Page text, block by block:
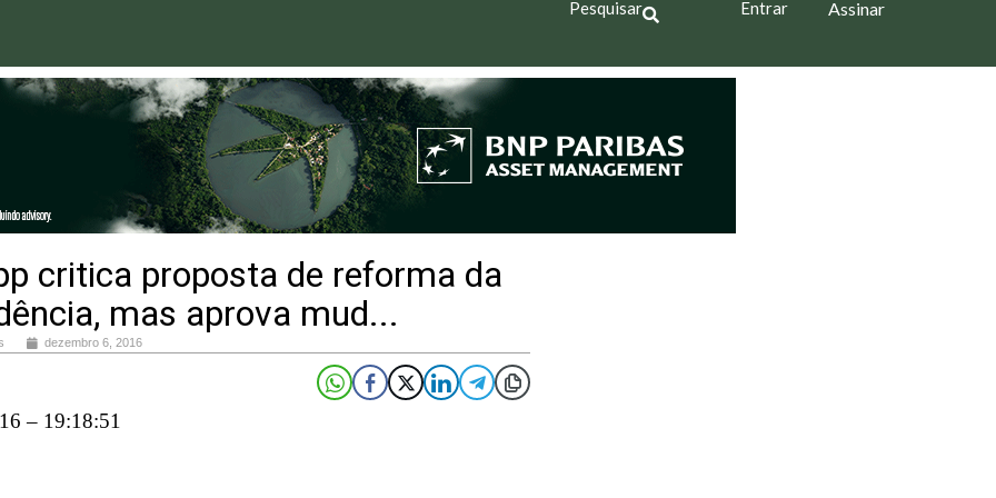
Pesquisar Entrar Assinar
critica proposta de reforma da
mas aprova mud...
dezembro 6, 2016
– 19:18:51